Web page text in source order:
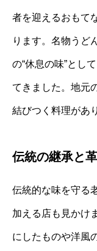
者を迎えるおもて
ります。名物うど
の“休息の味”とし
てきました。地元
結びつく料理があ
伝統の継承と
伝統的な味を守る
加える店も見かけ
にしたものや洋風